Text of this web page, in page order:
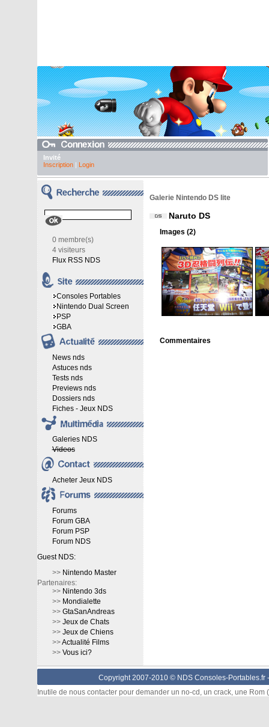
Invité
Inscription| Login
0 membre(s)
4 visiteurs
Flux RSS NDS
Consoles Portables
Nintendo Dual Screen
PSP
GBA
News nds
Astuces nds
Tests nds
Previews nds
Dossiers nds
Fiches - Jeux NDS
Galeries NDS
Videos
Acheter Jeux NDS
Forums
Forum GBA
Forum PSP
Forum NDS
Guest NDS:
>> Nintendo Master
Partenaires:
>> Nintendo 3ds
>> Mondialette
>> GtaSanAndreas
>> Jeux de Chats
>> Jeux de Chiens
>>Actualité Films
>> Vous ici?
Galerie Nintendo DS lite
Naruto DS
Images (2)
Commentaires
Copyright 2007-2010 © NDS Consoles-Portables.fr
Inutile de nous contacter pour demander un no-cd, un crack, une